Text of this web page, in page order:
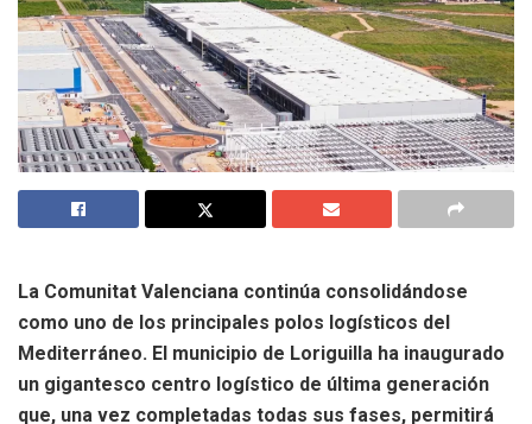
La Comunitat Valenciana continúa consolidándose
como uno de los principales polos logísticos del
Mediterráneo. El municipio de Loriguilla ha inaugurado
un gigantesco centro logístico de última generación
que, una vez completadas todas sus fases, permitirá